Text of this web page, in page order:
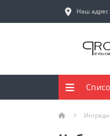
Наш адрес